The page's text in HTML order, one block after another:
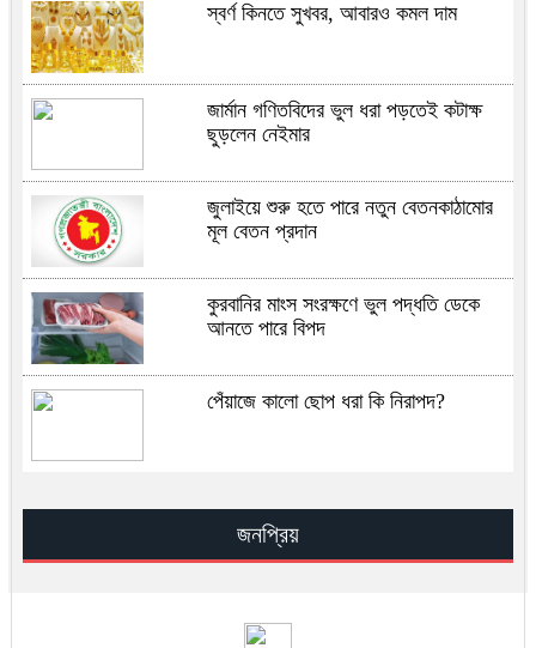
স্বর্ণ কিনতে সুখবর, আবারও কমল দাম
জার্মান গণিতবিদের ভুল ধরা পড়তেই কটাক্ষ
ছুড়লেন নেইমার
জুলাইয়ে শুরু হতে পারে নতুন বেতনকাঠামোর
মূল বেতন প্রদান
কুরবানির মাংস সংরক্ষণে ভুল পদ্ধতি ডেকে
আনতে পারে বিপদ
পেঁয়াজে কালো ছোপ ধরা কি নিরাপদ?
সহিহ হাদিসের আলোকে জান্নাতের সুসংবাদ
শনাক্তের রহস্য
জনপ্রিয়